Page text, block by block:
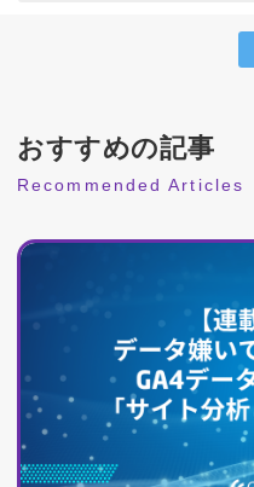
おすすめの記事
Recommended Articles